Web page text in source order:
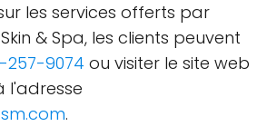
les services offerts par
& Spa, les clients peuvent
257-9074 ou visiter le site web
l'adresse
.